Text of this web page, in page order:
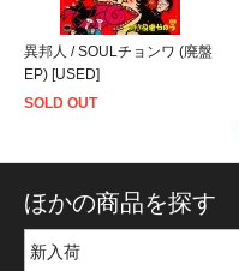
異邦人 / SOULチョンワ (廃盤
EP) [USED]
SOLD OUT
ほかの商品を探す